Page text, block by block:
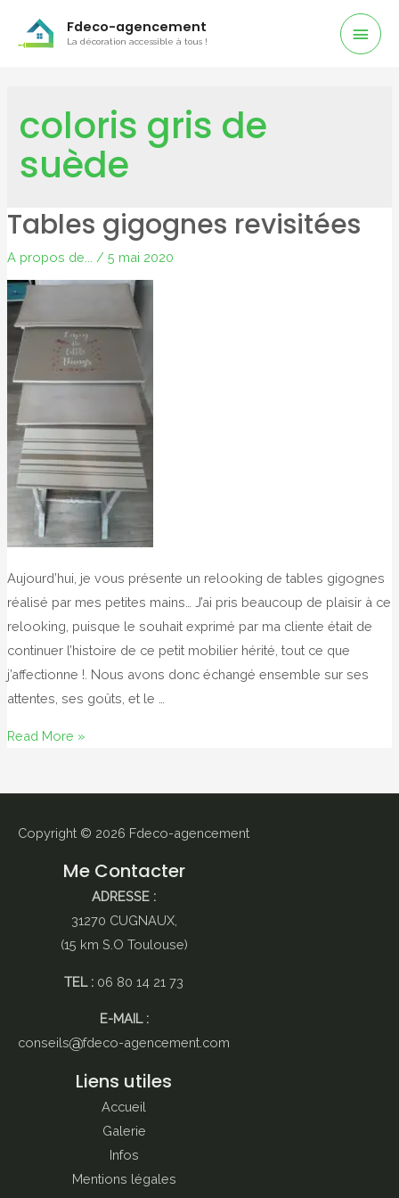
Fdeco-agencement
La décoration accessible à tous !
coloris gris de
suède
Tables gigognes revisitées
A propos de... / 5 mai 2020
Aujourd’hui, je vous présente un relooking de tables gigognes
réalisé par mes petites mains… J’ai pris beaucoup de plaisir à ce
relooking, puisque le souhait exprimé par ma cliente était de
continuer l’histoire de ce petit mobilier hérité, tout ce que
j’affectionne !. Nous avons donc échangé ensemble sur ses
attentes, ses goûts, et le …
Tables
Read More »
Copyright © 2026 Fdeco-agencement
Me Contacter
ADRESSE :
31270 CUGNAUX,
(15 km S.O Toulouse)
TEL : 06 80 14 21 73
E-MAIL :
conseils
fdeco-agencement.com
Liens utiles
Accueil
Galerie
Infos
Mentions légales